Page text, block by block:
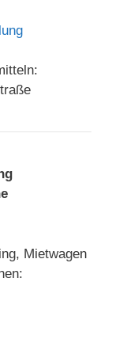
Mietwagen